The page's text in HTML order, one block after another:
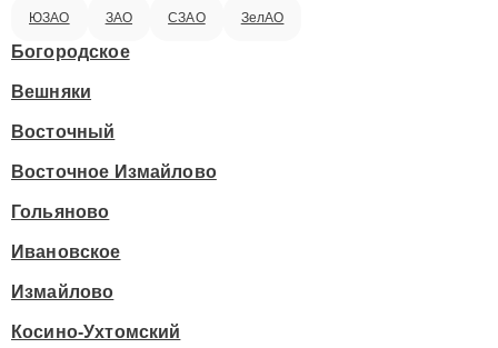
ЮЗАО ЗАО СЗАО ЗелАО
Богородское
Вешняки
Восточный
Восточное Измайлово
Гольяново
Ивановское
Измайлово
Косино-Ухтомский